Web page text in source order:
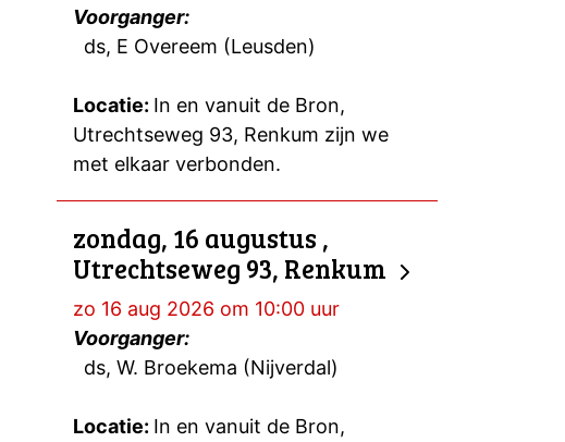
Voorganger:
ds, E Overeem (Leusden)
Locatie: In en vanuit de Bron,
Utrechtseweg 93, Renkum zijn we
met elkaar verbonden.
zondag, 16 augustus ,
Utrechtseweg 93, Renkum
zo 16 aug 2026 om 10:00 uur
Voorganger:
ds, W. Broekema (Nijverdal)
Locatie: In en vanuit de Bron,